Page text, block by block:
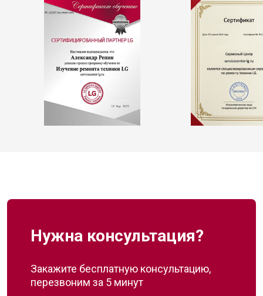
Нужна консультация?
Закажите бесплатную консультацию,
перезвоним за 5 минут